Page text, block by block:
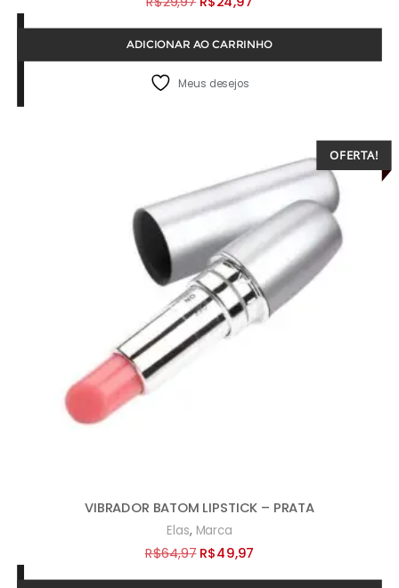
preço
original
R$29,97.
preço
atual
ADICIONAR AO CARRINHO
Meus desejos
OFERTA!
VIBRADOR BATOM LIPSTICK – PRATA
Elas, Marca
R$64,97 O
preço
R$49,97
preço